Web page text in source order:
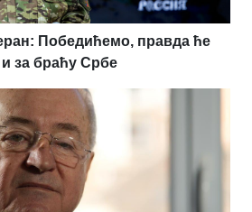
Победићемо, правда ће
за браћу Србе